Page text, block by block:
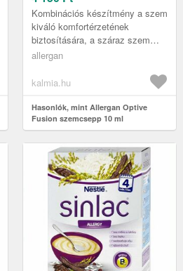
Kombinációs készítmény a szem
kiváló komfortérzetének
biztosítására, a száraz szem
tünetek enyhítésére és hosszan
allergan
kalmia.hu
Hasonlók, mint Allergan Optive
Fusion szemcsepp 10 ml